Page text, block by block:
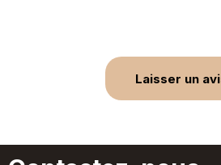
Laisser un